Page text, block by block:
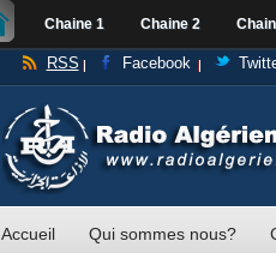
Chaine 1 Chaine 2
RSS Facebook
Accueil Qui sommes nous?